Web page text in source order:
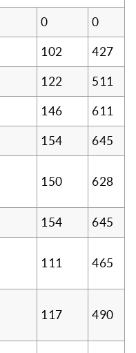
0 0
102 427
122 511
146 611
154 645
150 628
154 645
111 465
117 490